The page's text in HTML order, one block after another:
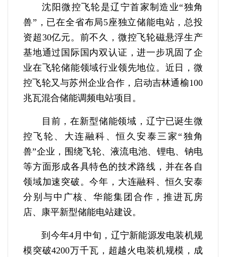
沈阳微控飞轮是辽宁首家制造业“独角
兽”，已在全省布局5座独立储能电站，总投
资超30亿元。前不久，微控飞轮磁悬浮生产
基地通过国际国内双认证，进一步巩固了企
业在飞轮储能领域行业领先地位。近日，微
控飞轮又与苏州企业合作，启动吉林通榆100
兆瓦混合储能调频电站项目。
目前，在新型储能领域，辽宁已诞生微
控飞轮、大连融科、恒久安泰三家“独角
兽”企业，围绕飞轮、液流电池、锂电、钠电
等方面形成各具特色的技术路线，并在各自
领域加速突破。今年，大连融科、恒久安泰
分别与中广核、华能集团合作，推进瓦房
店、康平新型储能电站建设。
到今年4月中旬，辽宁新能源发电装机规
模突破4200万千瓦，超越火电装机规模，成